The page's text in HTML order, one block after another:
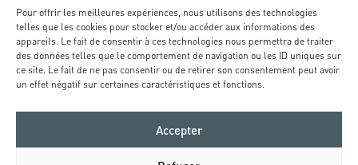
Pour offrir les meilleures expériences, nous utilisons des technologies
telles que les cookies pour stocker et/ou accéder aux informations des
appareils. Le fait de consentir à ces technologies nous permettra de traiter
des données telles que le comportement de navigation ou les ID uniques sur
ce site. Le fait de ne pas consentir ou de retirer son consentement peut avoir
un effet négatif sur certaines caractéristiques et fonctions.
Accepter
UNIVERS
TECHNOLOGIE INTEGRATIVE®
TECHNOLOGIE RETARGETING®
TECHNOLOGIE RBIO